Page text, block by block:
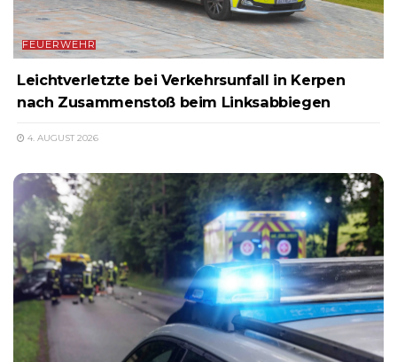
FEUERWEHR
Leichtverletzte bei Verkehrsunfall in Kerpen
nach Zusammenstoß beim Linksabbiegen
4. AUGUST 2026